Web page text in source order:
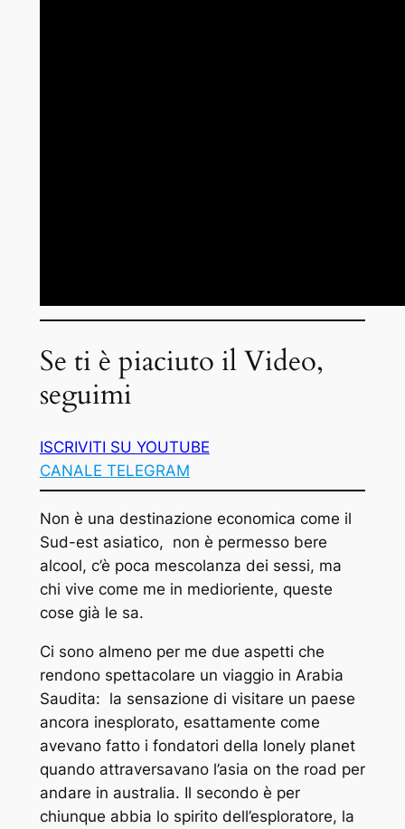
Se ti è piaciuto il Video,
seguimi
ISCRIVITI SU YOUTUBE
CANALE TELEGRAM
Non è una destinazione economica come il
Sud-est asiatico, non è permesso bere
alcool, c’è poca mescolanza dei sessi, ma
chi vive come me in medioriente, queste
cose già le sa.
Ci sono almeno per me due aspetti che
rendono spettacolare un viaggio in Arabia
Saudita: la sensazione di visitare un paese
ancora inesplorato, esattamente come
avevano fatto i fondatori della lonely planet
quando attraversavano l’asia on the road per
andare in australia. Il secondo è per
chiunque abbia lo spirito dell’esploratore, la